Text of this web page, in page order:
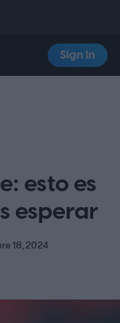
Sign In
esto es
esperar
18, 2024